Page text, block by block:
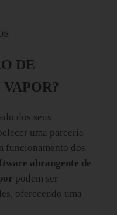
DE
dos seus
uma parceria
funcionamento dos
abrangente de
podem ser
oferecendo uma